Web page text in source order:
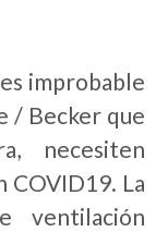
improbable
/ Becker que
necesiten
COVID19. La
ventilación